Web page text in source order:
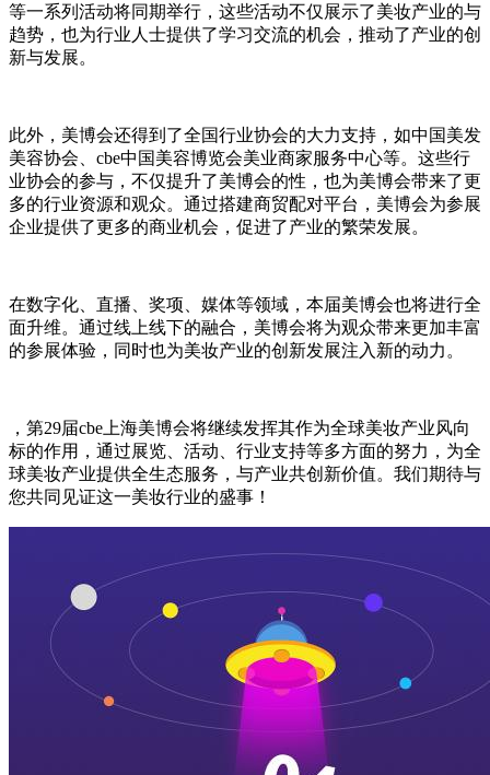
等一系列活动将同期举行，这些活动不仅展示了美妆产业的与
趋势，也为行业人士提供了学习交流的机会，推动了产业的创
新与发展。
此外，美博会还得到了全国行业协会的大力支持，如中国美发
美容协会、cbe中国美容博览会美业商家服务中心等。这些行
业协会的参与，不仅提升了美博会的性，也为美博会带来了更
多的行业资源和观众。通过搭建商贸配对平台，美博会为参展
企业提供了更多的商业机会，促进了产业的繁荣发展。
在数字化、直播、奖项、媒体等领域，本届美博会也将进行全
面升维。通过线上线下的融合，美博会将为观众带来更加丰富
的参展体验，同时也为美妆产业的创新发展注入新的动力。
，第29届cbe上海美博会将继续发挥其作为全球美妆产业风向
标的作用，通过展览、活动、行业支持等多方面的努力，为全
球美妆产业提供全生态服务，与产业共创新价值。我们期待与
您共同见证这一美妆行业的盛事！